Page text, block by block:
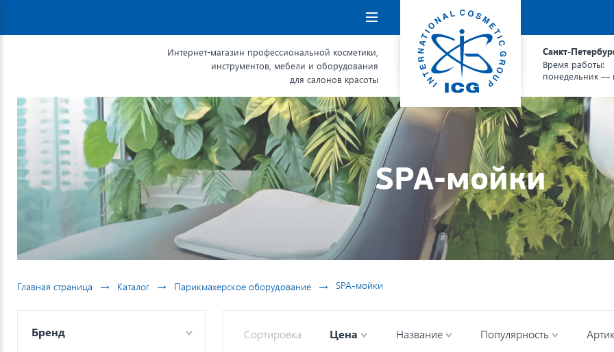
Навигация
Интернет-магазин профессиональной косметики,
инструментов, мебели и оборудования
для салонов красоты
Санкт-
Время работы:
понедельник —
SPA-мойки
Главная страница → Каталог → Парикмахерское оборудование → SPA-мойки
Бренд Сортировка Цена Название Популярность